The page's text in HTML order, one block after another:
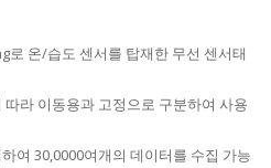
로 온/습도 센서를 탑재한 무선 센서태
따라 이동용과 고정으로 구분하여 사용
여 30,0000여개의 데이터를 수집 가능